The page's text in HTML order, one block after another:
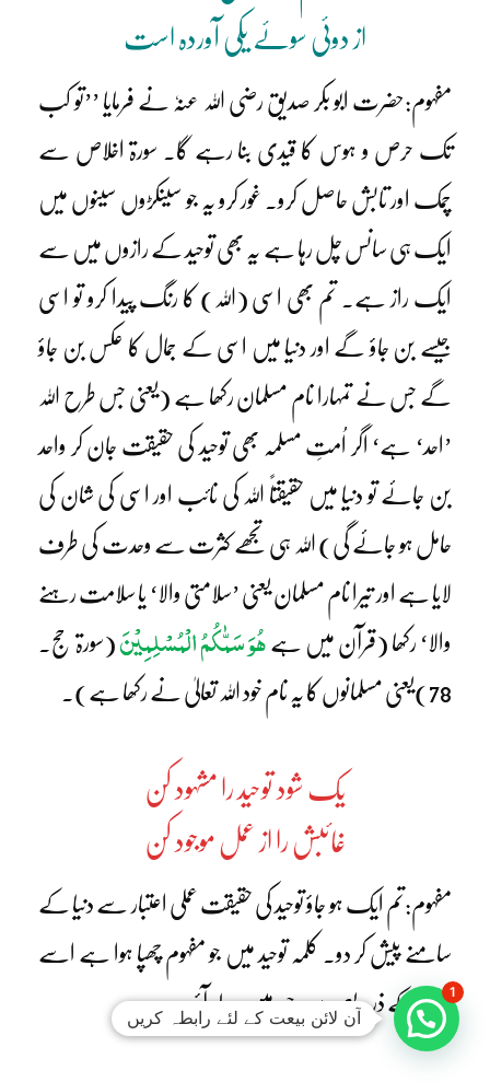
از دوئی سوئے یکی آوردہ است
مفہوم:حضرت ابو بکر صدیق رضی اللہ عنہٗ نے فرمایا ’’تو کب
تک حرص و ہوس کا قیدی بنا رہے گا۔ سورۃ اخلاص سے
چمک اور تابش حاصل کرو۔ غور کرو یہ جو سینکڑوں سینوں میں
ایک ہی سانس چل رہا ہے یہ بھی توحید کے رازوں میں سے
ایک راز ہے۔ تم بھی اسی (اللہ) کا رنگ پیدا کرو تو اسی
جیسے بن جاؤ گے اور دنیا میں اسی کے جمال کا عکس بن جاؤ
گے جس نے تمہارا نام مسلمان رکھا ہے (یعنی جس طرح اللہ
’احد‘ ہے‘ اگر اُمتِ مسلمہ بھی توحید کی حقیقت جان کر واحد
بن جائے تو دنیا میں حقیقتاً اللہ کی نائب اور اسی کی شان کی
حامل ہو جائے گی) اللہ ہی تجھے کثرت سے وحدت کی طرف
لایا ہے اور تیرا نام مسلمان یعنی ’سلامتی والا‘ یا سلامت رہنے
والا‘ رکھا (قرآن میں ہے ھُوَ سَمّٰکُمُ الْمُسْلِمِیْنَ (سورۃ حج۔
78)یعنی مسلمانوں کا یہ نام خود اللہ تعالیٰ نے رکھا ہے)۔
یک شود توحید را مشہود کن
غائبش را از عمل موجود کن
مفہوم:تم ایک ہو جاؤ توحید کی حقیقت عملی اعتبار سے دنیا کے
سامنے پیش کر دو۔ کلمہ توحید میں جو مفہوم چھپا ہوا ہے اسے
عمل کے ذریعے سے وجود میں لے آؤ۔
آن لائن بیعت کے لئے رابطہ کریں
1